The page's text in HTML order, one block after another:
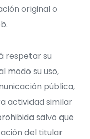
original o
respetar su
modo su uso,
pública,
actividad similar
salvo que
del titular